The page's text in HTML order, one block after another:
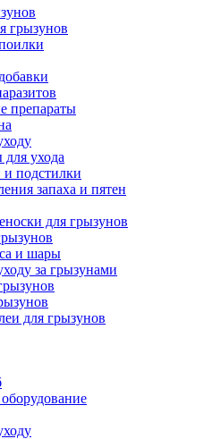
грызунов
препараты
ухода
подстилки
запаха и пятен
для грызунов
и шары
за грызунами
для грызунов